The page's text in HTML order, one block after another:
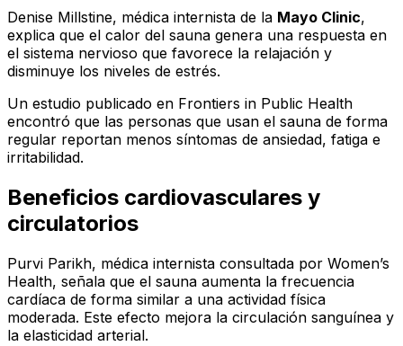
Denise Millstine, médica internista de la Mayo Clinic,
explica que el calor del sauna genera una respuesta en
el sistema nervioso que favorece la relajación y
disminuye los niveles de estrés.
Un estudio publicado en Frontiers in Public Health
encontró que las personas que usan el sauna de forma
regular reportan menos síntomas de ansiedad, fatiga e
irritabilidad.
Beneficios cardiovasculares y
circulatorios
Purvi Parikh, médica internista consultada por Women’s
Health, señala que el sauna aumenta la frecuencia
cardíaca de forma similar a una actividad física
moderada. Este efecto mejora la circulación sanguínea y
la elasticidad arterial.